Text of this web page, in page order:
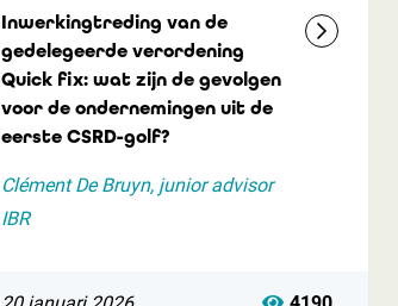
Inwerkingtreding van de
gedelegeerde verordening
Quick fix: wat zijn de gevolgen
voor de ondernemingen uit de
eerste CSRD-golf?
Clément De Bruyn, junior advisor
IBR